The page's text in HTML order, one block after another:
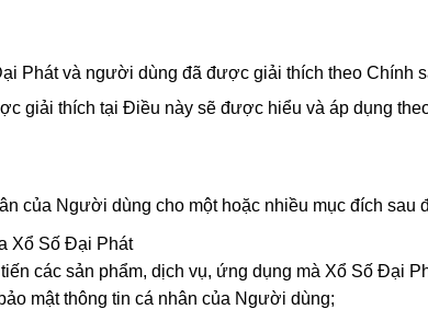
Phát và người dùng đã được giải thích theo Chính
giải thích tại Điều này sẽ được hiểu và áp dụng
của Người dùng cho một hoặc nhiều mục đích sau
Xổ Số Đại Phát
các sản phẩm, dịch vụ, ứng dụng mà Xổ Số Đại
mật thông tin cá nhân của Người dùng;